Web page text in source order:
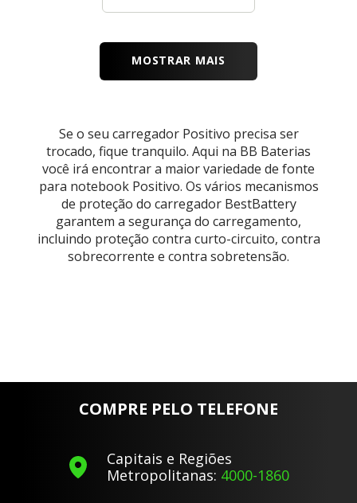
MOSTRAR MAIS
Se o seu carregador Positivo precisa ser
trocado, fique tranquilo. Aqui na BB Baterias
você irá encontrar a maior variedade de fonte
para notebook Positivo. Os vários mecanismos
de proteção do carregador BestBattery
garantem a segurança do carregamento,
incluindo proteção contra curto-circuito, contra
sobrecorrente e contra sobretensão.
COMPRE PELO TELEFONE
Capitais e Regiões
Metropolitanas: 4000-1860